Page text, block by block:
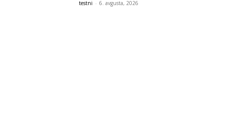
testni - 6. avgusta, 2026